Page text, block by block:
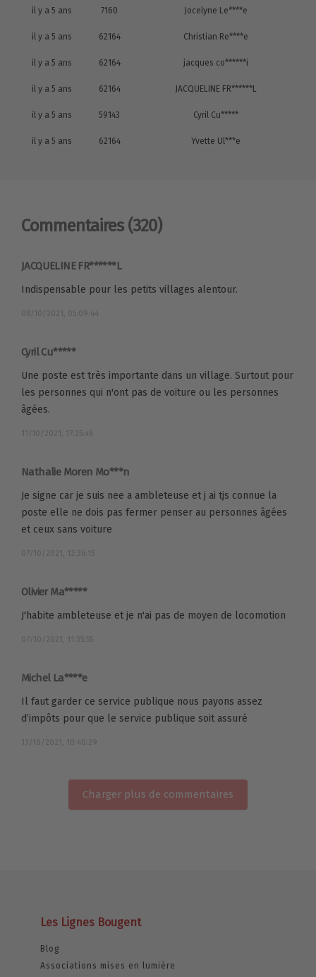
il y a 5 ans 7160 Jocelyne Le****e
il y a 5 ans 62164 Christian Re****e
il y a 5 ans 62164 jacques co******i
il y a 5 ans 62164 JACQUELINE FR******L
il y a 5 ans 59143 Cyril Cu*****
il y a 5 ans 62164 Yvette Ul***e
Commentaires (320)
JACQUELINE FR******L
Indispensable pour les petits villages alentour.
08/10/2021, 05:09:44
Cyril Cu*****
Une poste est très importante dans un village. Surtout pour
les personnes qui n'ont pas de voiture ou les personnes
âgées.
11/10/2021, 17:25:46
Nathalie Moren Mo***n
Je signe car je suis nee a ambleteuse et j ai tjs connue la
poste elle ne dois pas fermer penser au personnes âgées
et ceux sans voiture
07/10/2021, 12:36:15
Olivier Ma*****
J'habite ambleteuse et je n'ai pas de moyen de locomotion
07/10/2021, 11:35:55
Michel La****e
Il faut garder ce service publique nous payons assez
d’impôts pour que le service publique soit assuré
13/10/2021, 10:40:29
Charger plus de commentaires
Les Lignes Bougent
Blog
Associations mises en lumière